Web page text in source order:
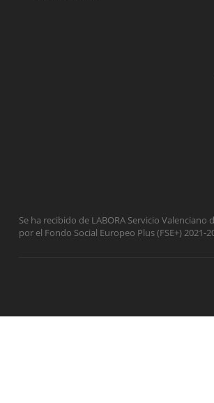
Se ha recibido de LABORA Servicio
por el Fondo Social Europeo Plus (FSE+)